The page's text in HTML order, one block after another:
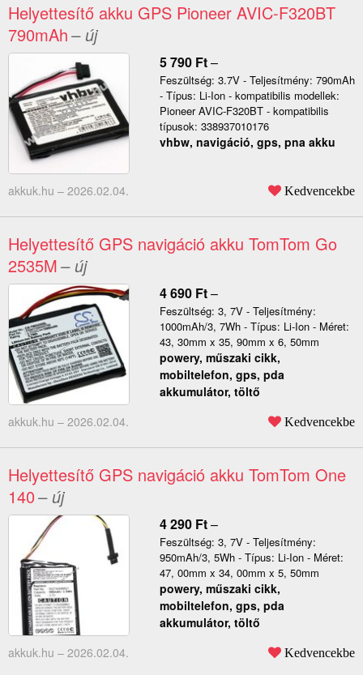
Helyettesítő akku GPS Pioneer AVIC-F320BT
790mAh– új
5 790 Ft–
Feszültség: 3.7V - Teljesítmény: 790mAh
- Típus: Li-Ion - kompatibilis modellek:
Pioneer AVIC-F320BT - kompatibilis
típusok: 338937010176
vhbw, navigáció, gps, pna akku
akkuk.hu – 2026.02.04. Kedvencekbe
Helyettesítő GPS navigáció akku TomTom Go
2535M– új
4 690 Ft–
Feszültség: 3, 7V - Teljesítmény:
1000mAh/3, 7Wh - Típus: Li-Ion - Méret:
43, 30mm x 35, 90mm x 6, 50mm
powery, műszaki cikk,
mobiltelefon, gps, pda
akkumulátor, töltő
akkuk.hu – 2026.02.04. Kedvencekbe
Helyettesítő GPS navigáció akku TomTom One
140– új
4 290 Ft–
Feszültség: 3, 7V - Teljesítmény:
950mAh/3, 5Wh - Típus: Li-Ion - Méret:
47, 00mm x 34, 00mm x 5, 50mm
powery, műszaki cikk,
mobiltelefon, gps, pda
akkumulátor, töltő
akkuk.hu – 2026.02.04. Kedvencekbe